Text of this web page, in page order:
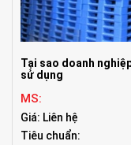
Tại sao doanh
sử dụng
MS:
Giá: Liên hệ
Tiêu chuẩn: